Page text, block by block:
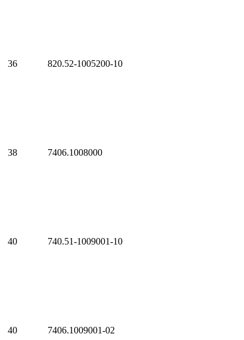
36 820.52-1005200-10
38 7406.1008000
40 740.51-1009001-10
40 7406.1009001-02